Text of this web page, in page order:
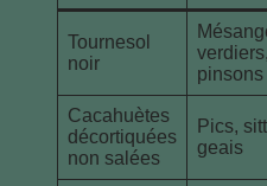
Tournesol
noir
verdiers,
pinsons
Cacahuètes
décortiquées
non salées
Pics,
geais